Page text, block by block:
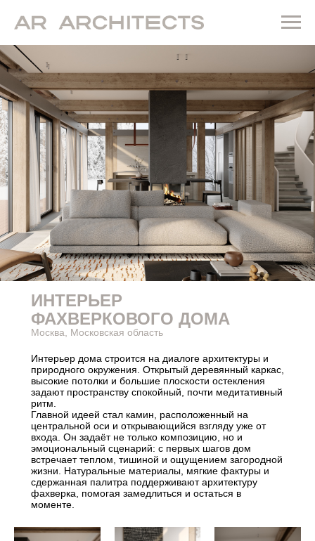
Интерьер дома строится на диалоге архитектуры и
природного окружения. Открытый деревянный каркас,
высокие потолки и большие плоскости остекления
задают пространству спокойный, почти медитативный
ритм.
Главной идеей стал камин, расположенный на
центральной оси и открывающийся взгляду уже от
входа. Он задаёт не только композицию, но и
эмоциональный сценарий: с первых шагов дом
встречает теплом, тишиной и ощущением загородной
жизни. Натуральные материалы, мягкие фактуры и
сдержанная палитра поддерживают архитектуру
фахверка, помогая замедлиться и остаться в
моменте.
ИНТЕРЬЕР
ФАХВЕРКОВОГО ДОМА
Москва, Московская область